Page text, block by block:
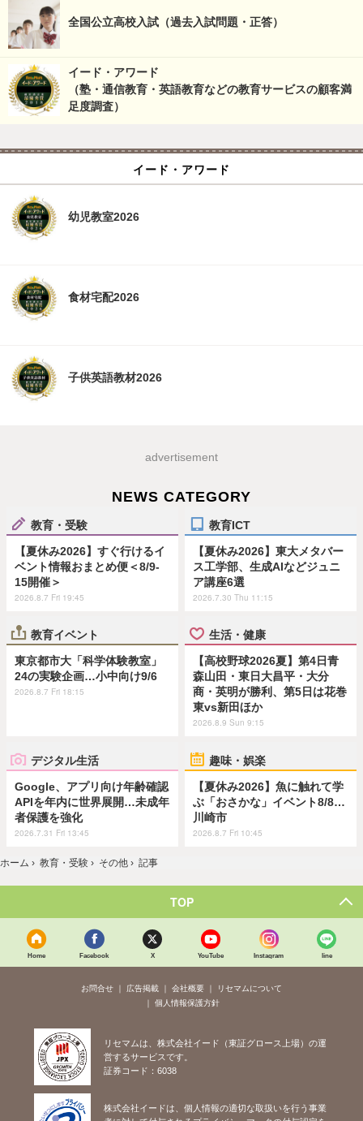
全国公立高校入試（過去入試問題・正答）
イード・アワード
（塾・通信教育・英語教育などの教育サービスの顧客満
足度調査）
イード・アワード
幼児教室2026
食材宅配2026
子供英語教材2026
advertisement
NEWS CATEGORY
教育・受験
【夏休み2026】すぐ行けるイ
ベント情報おまとめ便＜8/9-
15開催＞
2026.8.7 Fri 19:45
教育ICT
【夏休み2026】東大メタバー
ス工学部、生成AIなどジュニ
ア講座6選
2026.7.30 Thu 11:15
教育イベント
東京都市大「科学体験教室」
24の実験企画…小中向け9/6
2026.8.7 Fri 18:15
生活・健康
【高校野球2026夏】第4日青
森山田・東日大昌平・大分
商・英明が勝利、第5日は花巻
東vs新田ほか
2026.8.9 Sun 9:15
デジタル生活
Google、アプリ向け年齢確認
APIを年内に世界展開…未成年
者保護を強化
2026.7.31 Fri 13:45
趣味・娯楽
【夏休み2026】魚に触れて学
ぶ「おさかな」イベント8/8…
川崎市
2026.8.7 Fri 10:45
ホーム › 教育・受験 › その他 › 記事
TOP
Home Facebook X YouTube Instagram line
お問合せ 広告掲載 会社概要
リセマムについて
個人情報保護方針
リセマムは、株式会社イード（東証グロース上場）の運
営するサービスです。
証券コード：6038
株式会社イードは、個人情報の適切な取扱いを行う事業